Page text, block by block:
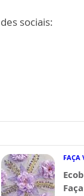
sociais:
FAÇA